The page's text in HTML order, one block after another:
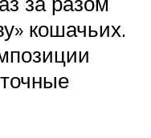
кошачьих.